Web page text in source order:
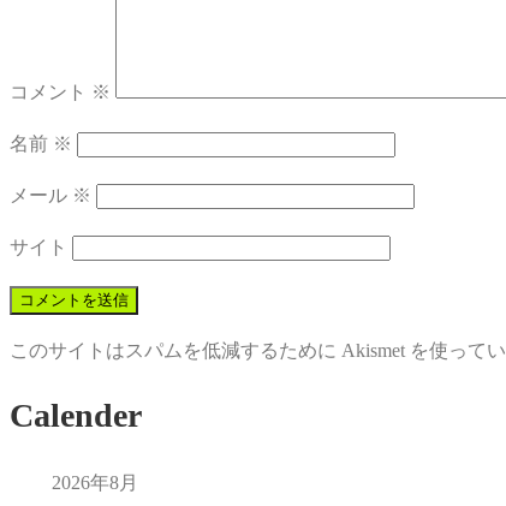
コメント ※
名前 ※
メール ※
サイト
このサイトはスパムを低減するために Akismet を使ってい
Calender
2026年8月